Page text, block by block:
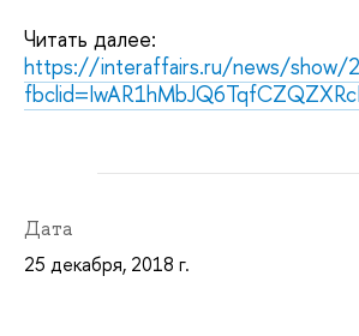
Читать далее:
https://interaffairs.ru/news/show/
Дата
25 декабря, 2018 г.